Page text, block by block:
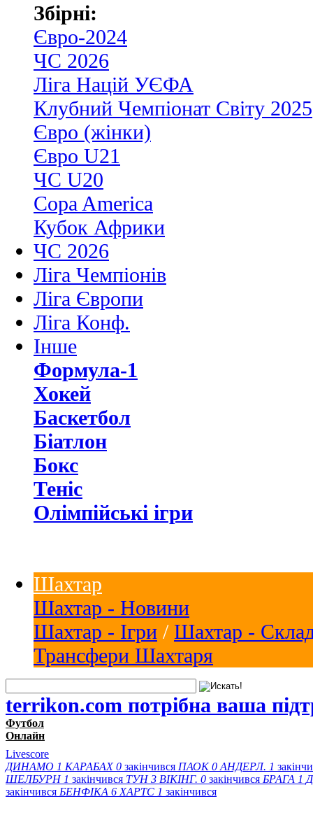
Збірні:
Євро-2024
ЧС 2026
Ліга Націй УЄФА
Клубний Чемпіонат Світу 2025
Євро (жінки)
Євро U21
ЧС U20
Copa America
Кубок Африки
ЧС 2026
Ліга Чемпіонів
Ліга Європи
Ліга Конф.
Інше
Формула-1
Хокей
Баскетбол
Біатлон
Бокс
Теніс
Олімпійські ігри
Шахтар
Шахтар - Новини
Шахтар - Ігри / Шахтар -
Трансфери Шахтаря
terrikon.com потрібна ваша
Футбол
Онлайн
Livescore
ДИНАМО 1 КАРАБАХ 0 закінчився ПАОК 0 АНДЕРЛ. 1
ШЕЛБУРН 1 закінчився ТУН 3 ВІКІНГ. 0 закінчився БРАГА 1
закінчився БЕНФІКА 6 ХАРТС 1 закінчився